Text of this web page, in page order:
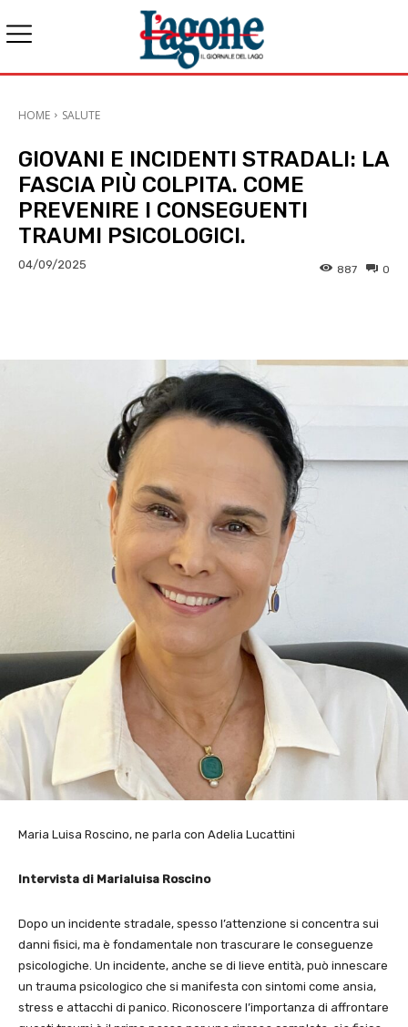
HOME SALUTE
GIOVANI E INCIDENTI STRADALI: LA
FASCIA PIÙ COLPITA. COME
PREVENIRE I CONSEGUENTI
TRAUMI PSICOLOGICI.
04/09/2025 0
887
Maria Luisa Roscino, ne parla con Adelia Lucattini
Intervista di Marialuisa Roscino
Dopo un incidente stradale, spesso l’attenzione si concentra sui
danni fisici, ma è fondamentale non trascurare le conseguenze
psicologiche. Un incidente, anche se di lieve entità, può innescare
un trauma psicologico che si manifesta con sintomi come ansia,
stress e attacchi di panico. Riconoscere l’importanza di affrontare